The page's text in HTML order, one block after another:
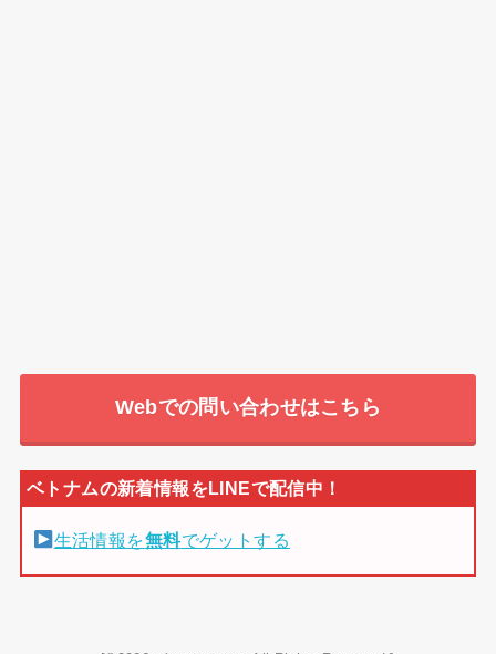
Webでの問い合わせはこちら
生活情報を無料でゲットする